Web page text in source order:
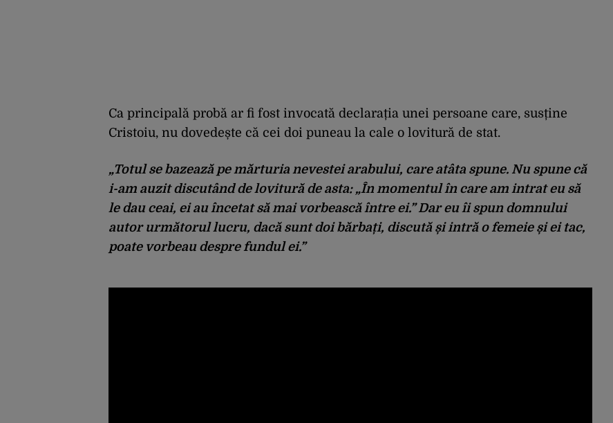
Ca principală probă ar fi fost invocată declarația unei persoane care, susține
Cristoiu, nu dovedește că cei doi puneau la cale o lovitură de stat.
„Totul se bazează pe mărturia nevestei arabului, care atâta spune. Nu spune că
i-am auzit discutând de lovitură de asta: „În momentul în care am intrat eu să
le dau ceai, ei au încetat să mai vorbească între ei.” Dar eu îi spun domnului
autor următorul lucru, dacă sunt doi bărbați, discută și intră o femeie și ei tac,
poate vorbeau despre fundul ei.”